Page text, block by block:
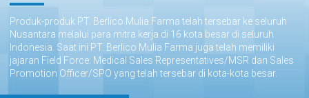
Produk-produk PT. Berlico Mulia Farma telah tersebar ke seluruh
Nusantara melalui para mitra kerja di 16 kota besar di seluruh
Indonesia. Saat ini PT. Berlico Mulia Farma juga telah memiliki
jajaran Field Force: Medical Sales Representatives/MSR dan Sales
Promotion Officer/SPO yang telah tersebar di kota-kota besar.